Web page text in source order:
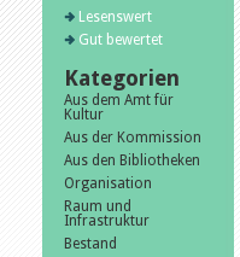
Lesenswert
Gut bewertet
Kategorien
Aus dem Amt für
Kultur
Aus der Kommission
Aus den Bibliotheken
Organisation
Raum und
Infrastruktur
Bestand